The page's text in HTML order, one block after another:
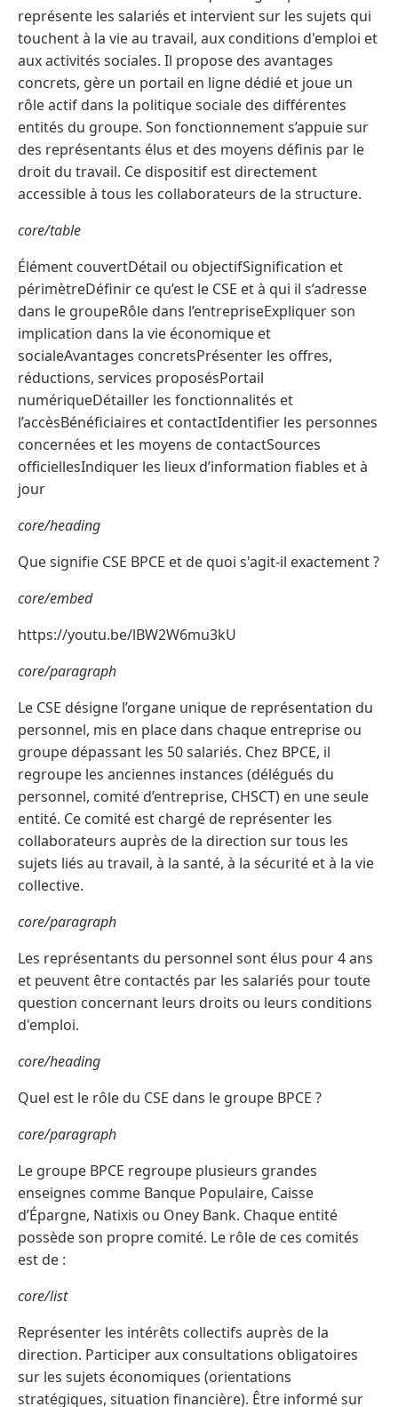
représente les salariés et intervient sur les sujets qui
touchent à la vie au travail, aux conditions d'emploi et
aux activités sociales. Il propose des avantages
concrets, gère un portail en ligne dédié et joue un
rôle actif dans la politique sociale des différentes
entités du groupe. Son fonctionnement s’appuie sur
des représentants élus et des moyens définis par le
droit du travail. Ce dispositif est directement
accessible à tous les collaborateurs de la structure.
core/table
Élément couvertDétail ou objectifSignification et
périmètreDéfinir ce qu’est le CSE et à qui il s’adresse
dans le groupeRôle dans l’entrepriseExpliquer son
implication dans la vie économique et
socialeAvantages concretsPrésenter les offres,
réductions, services proposésPortail
numériqueDétailler les fonctionnalités et
l’accèsBénéficiaires et contactIdentifier les personnes
concernées et les moyens de contactSources
officiellesIndiquer les lieux d’information fiables et à
jour
core/heading
Que signifie CSE BPCE et de quoi s'agit-il exactement ?
core/embed
https://youtu.be/lBW2W6mu3kU
core/paragraph
Le CSE désigne l’organe unique de représentation du
personnel, mis en place dans chaque entreprise ou
groupe dépassant les 50 salariés. Chez BPCE, il
regroupe les anciennes instances (délégués du
personnel, comité d’entreprise, CHSCT) en une seule
entité. Ce comité est chargé de représenter les
collaborateurs auprès de la direction sur tous les
sujets liés au travail, à la santé, à la sécurité et à la vie
collective.
core/paragraph
Les représentants du personnel sont élus pour 4 ans
et peuvent être contactés par les salariés pour toute
question concernant leurs droits ou leurs conditions
d'emploi.
core/heading
Quel est le rôle du CSE dans le groupe BPCE ?
core/paragraph
Le groupe BPCE regroupe plusieurs grandes
enseignes comme Banque Populaire, Caisse
d’Épargne, Natixis ou Oney Bank. Chaque entité
possède son propre comité. Le rôle de ces comités
est de :
core/list
Représenter les intérêts collectifs auprès de la
direction. Participer aux consultations obligatoires
sur les sujets économiques (orientations
stratégiques, situation financière). Être informé sur